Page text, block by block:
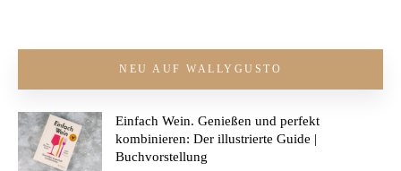
NEU AUF WALLYGUSTO
Einfach Wein. Genießen und perfekt
kombinieren: Der illustrierte Guide |
Buchvorstellung